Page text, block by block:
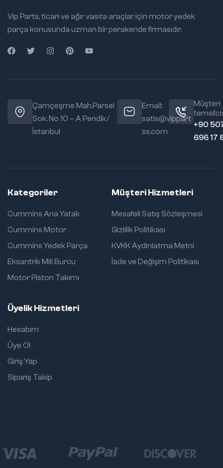
Vip Parts, ticari ve ağır vasıta araçlar için motor yedek
parça konusunda uzman bir perakende firmasıdır.
Çamçeşme Mah.Parsel
Sok. No 10 – A Pendik/
İstanbul
Email:
satis@vippart
ss.com
Müşteri
+90
696 17
Kategoriler
Cummins Ana Yatak
Cummins Motor
Cummins Yedek Parça
Eksantrik Mili Burcu
Motor Piston Takımı
Müşteri Hizmetleri
Mesafeli Satış Sözleşmesi
Gizlilik Politikası
KVKK Aydınlatma Metni
İade ve Değişim Politikası
Üyelik Hizmetleri
Hesabım
Üye Ol
Giriş Yap
Sipariş Takip